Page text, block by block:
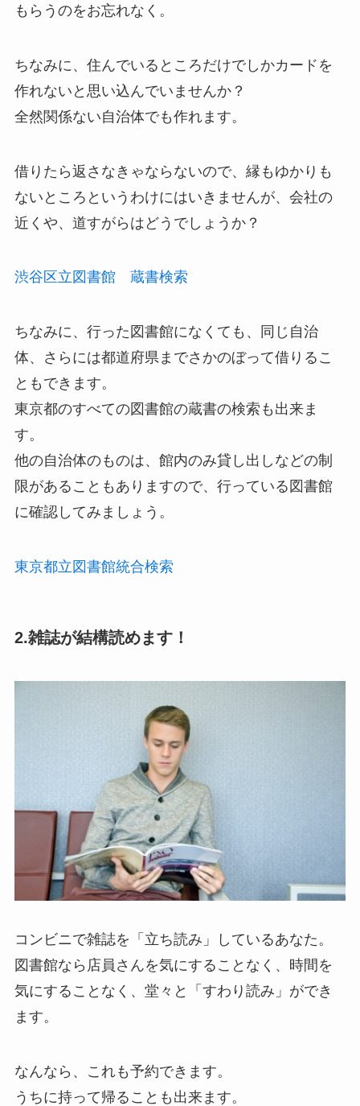
もらうのをお忘れなく。
ちなみに、住んでいるところだけでしかカードを
作れないと思い込んでいませんか？
全然関係ない自治体でも作れます。
借りたら返さなきゃならないので、縁もゆかりも
ないところというわけにはいきませんが、会社の
近くや、道すがらはどうでしょうか？
渋谷区立図書館 蔵書検索
ちなみに、行った図書館になくても、同じ自治
体、さらには都道府県までさかのぼって借りるこ
ともできます。
東京都のすべての図書館の蔵書の検索も出来ま
す。
他の自治体のものは、館内のみ貸し出しなどの制
限があることもありますので、行っている図書館
に確認してみましょう。
東京都立図書館統合検索
2.雑誌が結構読めます！
コンビニで雑誌を「立ち読み」しているあなた。
図書館なら店員さんを気にすることなく、時間を
気にすることなく、堂々と「すわり読み」ができ
ます。
なんなら、これも予約できます。
うちに持って帰ることも出来ます。